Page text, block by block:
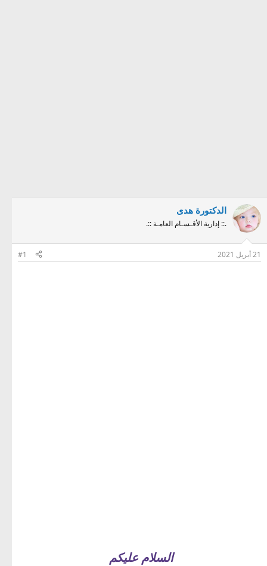
الدكتورة هدى
.:: إدارية الأقـسـام العامـة ::.
21 أبريل 2021 #1
السلام عليكم